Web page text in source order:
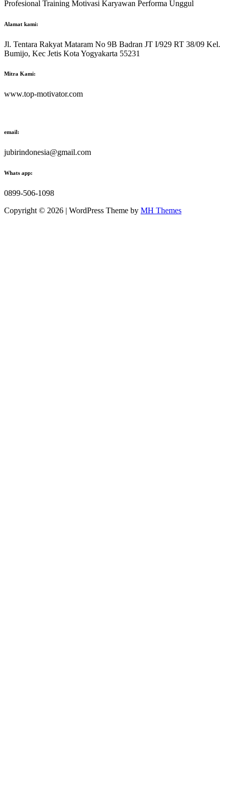
Profesional Training Motivasi Karyawan Performa Unggul
Alamat kami:
Jl. Tentara Rakyat Mataram No 9B Badran JT I/929 RT 38/09 Kel.
Bumijo, Kec Jetis Kota Yogyakarta 55231
Mitra Kami:
www.top-motivator.com
email:
jubirindonesia@gmail.com
Whats app:
0899-506-1098
Copyright © 2026 | WordPress Theme by MH Themes